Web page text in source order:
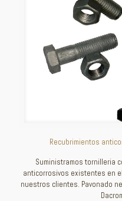
Recubrimientos
Suministramos tornilleria
anticorrosivos existentes en
nuestros clientes. Pavonado